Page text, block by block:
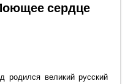
сердце
родился великий русский